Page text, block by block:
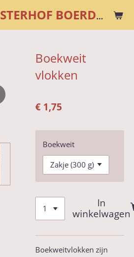
DE BIESTERHOF BOERDERIJWINKEL
Boekweit
vlokken
€ 1,75
Boekweit
In
winkelwagen
Boekweitvlokken zijn